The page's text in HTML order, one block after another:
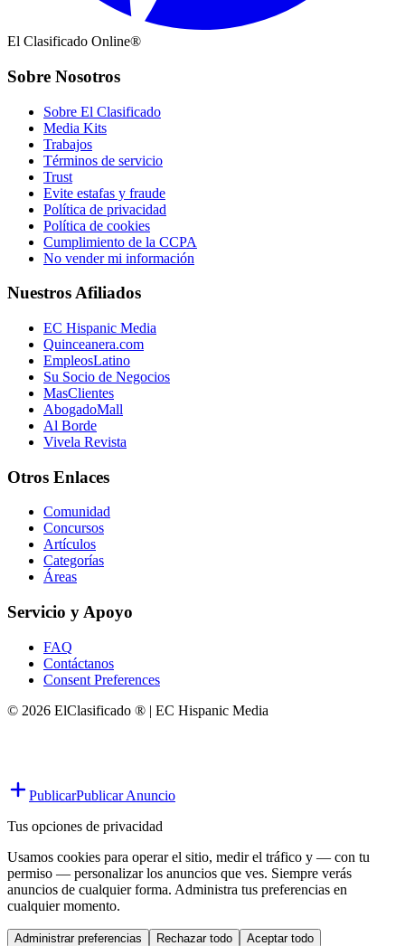
El Clasificado Online®
Sobre Nosotros
Sobre El Clasificado
Media Kits
Trabajos
Términos de servicio
Trust
Evite estafas y fraude
Política de privacidad
Política de cookies
Cumplimiento de la CCPA
No vender mi información
Nuestros Afiliados
EC Hispanic Media
Quinceanera.com
EmpleosLatino
Su Socio de Negocios
MasClientes
AbogadoMall
Al Borde
Vivela Revista
Otros Enlaces
Comunidad
Concursos
Artículos
Categorías
Áreas
Servicio y Apoyo
FAQ
Contáctanos
Consent Preferences
© 2026 ElClasificado ® | EC Hispanic Media
PublicarPublicar Anuncio
Tus opciones de privacidad
Usamos cookies para operar el sitio, medir el tráfico y — con tu
permiso — personalizar los anuncios que ves. Siempre verás
anuncios de cualquier forma. Administra tus preferencias en
cualquier momento.
Administrar preferencias Rechazar todo Aceptar todo